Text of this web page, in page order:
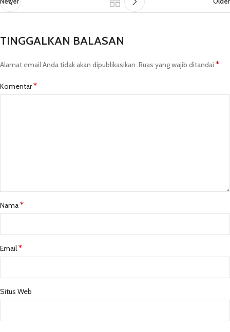
TINGGALKAN BALASAN
Alamat email Anda tidak akan dipublikasikan. Ruas yang wajib ditandai *
Komentar*
Nama*
Email*
Situs Web